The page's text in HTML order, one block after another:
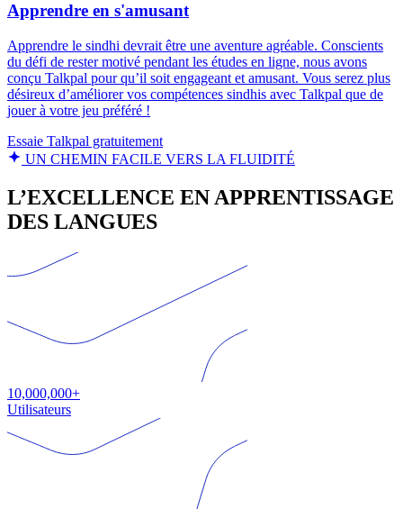
Apprendre en s'amusant
Apprendre le sindhi devrait être une aventure agréable. Conscients
du défi de rester motivé pendant les études en ligne, nous avons
conçu Talkpal pour qu’il soit engageant et amusant. Vous serez plus
désireux d’améliorer vos compétences sindhis avec Talkpal que de
jouer à votre jeu préféré !
Essaie Talkpal gratuitement
UN CHEMIN FACILE VERS LA FLUIDITÉ
L’EXCELLENCE EN APPRENTISSAGE
DES LANGUES
10,000,000+
Utilisateurs